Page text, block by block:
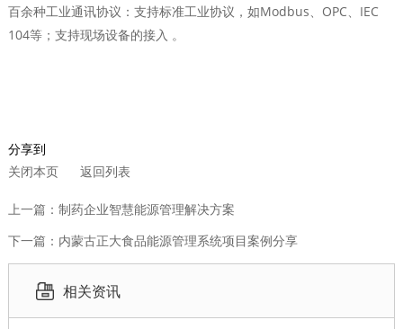
百余种工业通讯协议：支持标准工业协议，如Modbus、OPC、IEC
104等；支持现场设备的接入 。
分享到
关闭本页
返回列表
上一篇：制药企业智慧能源管理解决方案
下一篇：内蒙古正大食品能源管理系统项目案例分享
相关资讯